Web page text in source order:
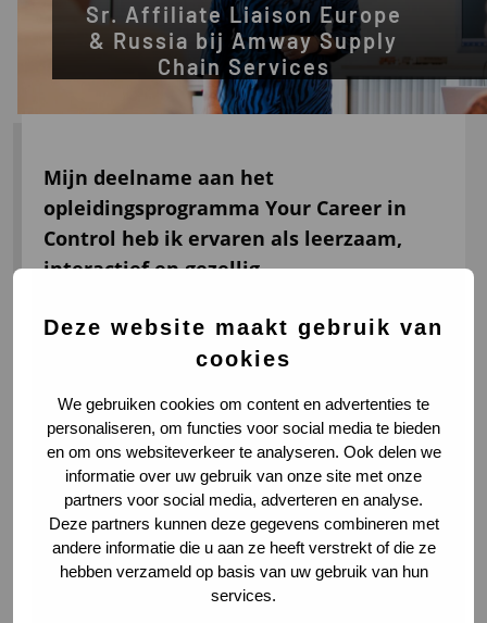
Deze website maakt gebruik van
cookies
We gebruiken cookies om content en advertenties te
personaliseren, om functies voor social media te bieden
en om ons websiteverkeer te analyseren. Ook delen we
informatie over uw gebruik van onze site met onze
partners voor social media, adverteren en analyse.
Deze partners kunnen deze gegevens combineren met
andere informatie die u aan ze heeft verstrekt of die ze
hebben verzameld op basis van uw gebruik van hun
services.
Sr. Affiliate Liaison Europe
& Russia bij Amway Supply
Chain Services
Mijn deelname aan het
opleidingsprogramma Your Career in
Control heb ik ervaren als leerzaam,
interactief en gezellig.
Ik heb veel van de geleerde theorie kunnen
toepassen in de praktijk. Daarnaast vind ik
Professionals ook erg prettig. Ik kijk uit
naar de vervolgtrainingen bij VIA Academy
Professionals.